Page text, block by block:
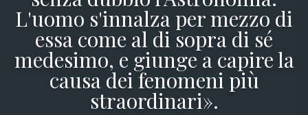
L'uomo s'innalza per mezzo di
essa come al di sopra di sé
medesimo, e giunge a capire la
causa dei fenomeni più
straordinari».